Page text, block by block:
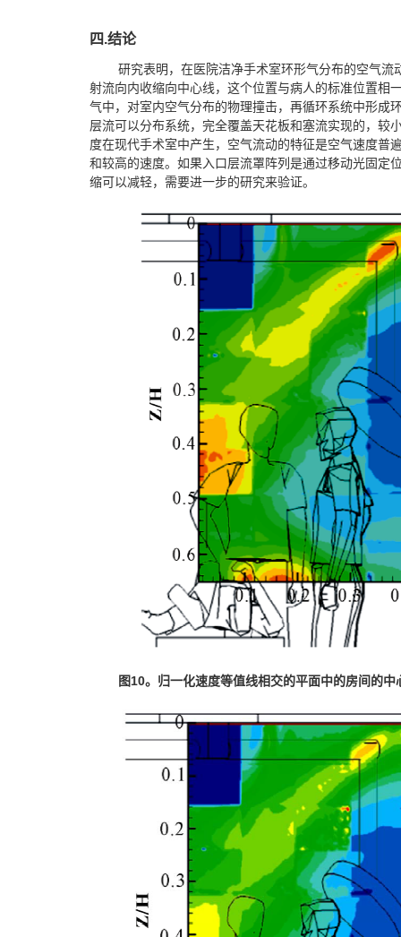
四.结论
研究表明，在医院洁净手术室环形气分布的空气流
射流向内收缩向中心线，这个位置与病人的标准位置相
气中，对室内空气分布的物理撞击，再循环系统中形成
层流可以分布系统，完全覆盖天花板和塞流实现的，较
度在现代手术室中产生，空气流动的特征是空气速度普
和较高的速度。如果入口层流罩阵列是通过移动光固定
缩可以减轻，需要进一步的研究来验证。
图10。归一化速度等值线相交的平面中的房间的中